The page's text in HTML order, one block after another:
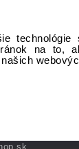
reserved
technológie
na to,